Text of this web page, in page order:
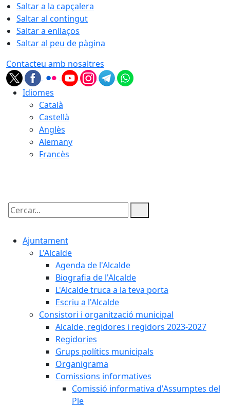
Saltar a la capçalera
Saltar al contingut
Saltar a enllaços
Saltar al peu de pàgina
Contacteu amb nosaltres
Idiomes
Català
Castellà
Anglès
Alemany
Francès
Cercar:
Ajuntament
L'Alcalde
Agenda de l'Alcalde
Biografia de l'Alcalde
L'Alcalde truca a la teva porta
Escriu a l'Alcalde
Consistori i organització municipal
Alcalde, regidores i regidors 2023-2027
Regidories
Grups polítics municipals
Organigrama
Comissions informatives
Comissió informativa d'Assumptes del
Ple